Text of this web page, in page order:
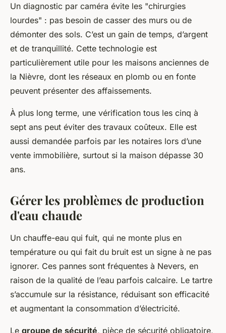
Un diagnostic par caméra évite les "chirurgies
lourdes" : pas besoin de casser des murs ou de
démonter des sols. C’est un gain de temps, d’argent
et de tranquillité. Cette technologie est
particulièrement utile pour les maisons anciennes de
la Nièvre, dont les réseaux en plomb ou en fonte
peuvent présenter des affaissements.
À plus long terme, une vérification tous les cinq à
sept ans peut éviter des travaux coûteux. Elle est
aussi demandée parfois par les notaires lors d’une
vente immobilière, surtout si la maison dépasse 30
ans.
Gérer les problèmes de production
d'eau chaude
Un chauffe-eau qui fuit, qui ne monte plus en
température ou qui fait du bruit est un signe à ne pas
ignorer. Ces pannes sont fréquentes à Nevers, en
raison de la qualité de l’eau parfois calcaire. Le tartre
s’accumule sur la résistance, réduisant son efficacité
et augmentant la consommation d’électricité.
Le groupe de sécurité, pièce de sécurité obligatoire,